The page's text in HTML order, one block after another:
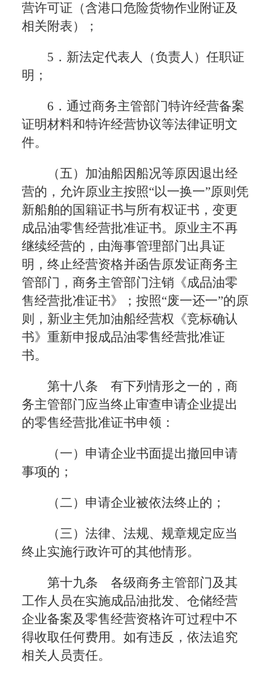
营许可证（含港口危险货物作业附证及
相关附表）；
5．新法定代表人（负责人）任职证
明；
6．通过商务主管部门特许经营备案
证明材料和特许经营协议等法律证明文
件。
（五）加油船因船况等原因退出经
营的，允许原业主按照“以一换一”原则凭
新船舶的国籍证书与所有权证书，变更
成品油零售经营批准证书。原业主不再
继续经营的，由海事管理部门出具证
明，终止经营资格并函告原发证商务主
管部门，商务主管部门注销《成品油零
售经营批准证书》；按照“废一还一”的原
则，新业主凭加油船经营权《竞标确认
书》重新申报成品油零售经营批准证
书。
第十八条 有下列情形之一的，商
务主管部门应当终止审查申请企业提出
的零售经营批准证书申领：
（一）申请企业书面提出撤回申请
事项的；
（二）申请企业被依法终止的；
（三）法律、法规、规章规定应当
终止实施行政许可的其他情形。
第十九条 各级商务主管部门及其
工作人员在实施成品油批发、仓储经营
企业备案及零售经营资格许可过程中不
得收取任何费用。如有违反，依法追究
相关人员责任。